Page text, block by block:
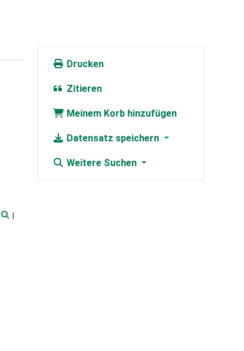
Drucken
Zitieren
Meinem Korb hinzufügen
Datensatz speichern
Weitere Suchen